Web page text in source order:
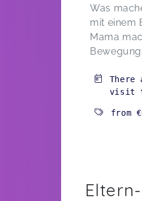
Was
mit einem
Mama
There
visit
from